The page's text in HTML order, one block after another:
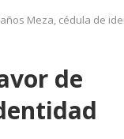
Meza, cédula de
de